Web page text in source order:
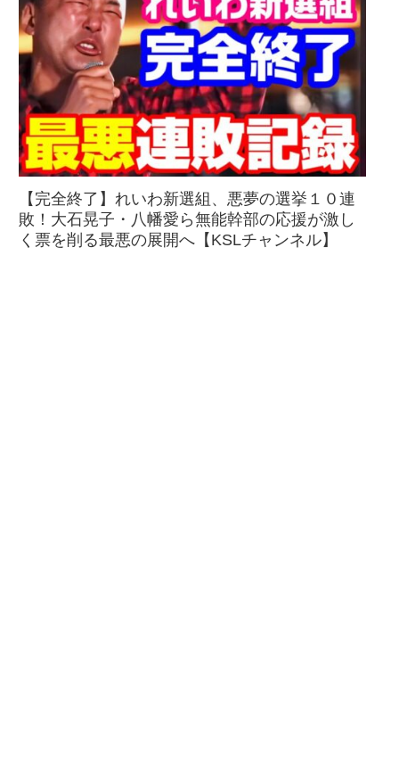
【完全終了】れいわ新選組、悪夢の選挙１０連
敗！大石晃子・八幡愛ら無能幹部の応援が激し
く票を削る最悪の展開へ【KSLチャンネル】